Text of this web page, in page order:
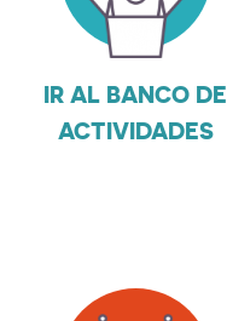
IR AL BANCO DE
ACTIVIDADES